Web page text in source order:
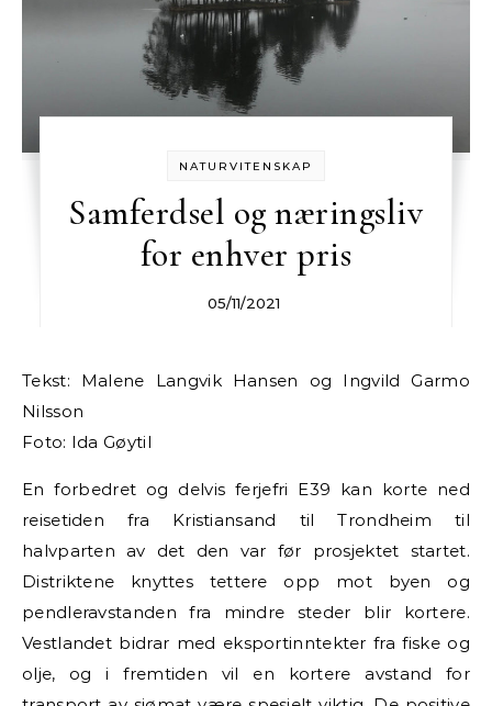
NATURVITENSKAP
Samferdsel og næringsliv
for enhver pris
05/11/2021
Tekst: Malene Langvik Hansen og Ingvild Garmo
Nilsson
Foto: Ida Gøytil
En forbedret og delvis ferjefri E39 kan korte ned
reisetiden fra Kristiansand til Trondheim til
halvparten av det den var før prosjektet startet.
Distriktene knyttes tettere opp mot byen og
pendleravstanden fra mindre steder blir kortere.
Vestlandet bidrar med eksportinntekter fra fiske og
olje, og i fremtiden vil en kortere avstand for